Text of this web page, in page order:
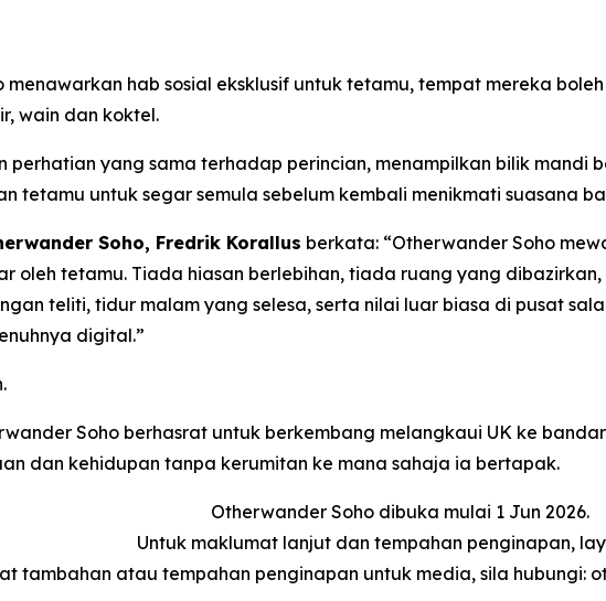
hab sosial eksklusif untuk tetamu, tempat mereka
wain dan koktel.
perhatian yang sama terhadap perincian, menampilkan bilik mandi
tetamu untuk segar semula sebelum kembali menikmati suasana
Soho, Fredrik Korallus berkata: “Otherwander Soho
oleh tetamu. Tiada hiasan berlebihan, tiada ruang yang
teliti, tidur malam yang selesa, serta nilai luar biasa di pusat
digital.”
Soho berhasrat untuk berkembang melangkaui UK ke
dan kehidupan tanpa kerumitan ke mana sahaja ia bertapak.
Otherwander Soho dibuka mulai 1 Jun 2026.
Untuk maklumat lanjut dan tempahan penginapan,
tambahan atau tempahan penginapan untuk media, sila hubungi: